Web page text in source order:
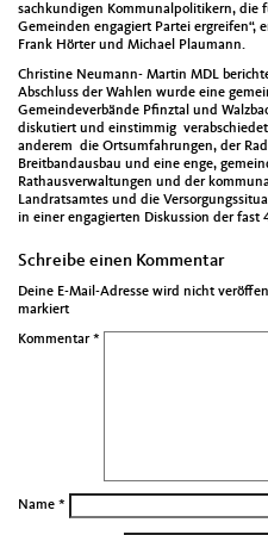
sachkundigen Kommunalpolitikern, die
Gemeinden engagiert Partei ergreifen“,
Frank Hörter und Michael Plaumann.
Christine Neumann- Martin MDL
Abschluss der Wahlen wurde eine
Gemeindeverbände Pfinztal und
diskutiert und einstimmig
anderem die Ortsumfahrungen, der
Breitbandausbau und eine enge,
Rathausverwaltungen und der
Landratsamtes und die
in einer engagierten Diskussion der fast
Schreibe einen Kommentar
Deine E-Mail-Adresse wird nicht
markiert
Kommentar*
Name *